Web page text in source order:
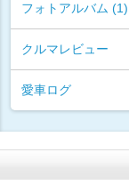
フォトアルバム (1)
クルマレビュー
愛車ログ